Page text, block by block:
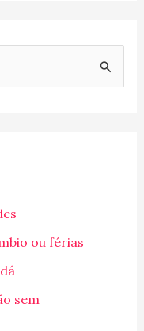
ou férias
sem